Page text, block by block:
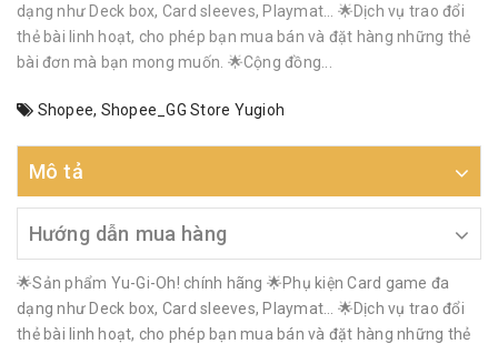
dạng như Deck box, Card sleeves, Playmat… 🌟Dịch vụ trao đổi
thẻ bài linh hoạt, cho phép bạn mua bán và đặt hàng những thẻ
bài đơn mà bạn mong muốn. 🌟Cộng đồng...
Shopee, Shopee_GG Store Yugioh
Mô tả
Hướng dẫn mua hàng
🌟Sản phẩm Yu-Gi-Oh! chính hãng 🌟Phụ kiện Card game đa
dạng như Deck box, Card sleeves, Playmat… 🌟Dịch vụ trao đổi
thẻ bài linh hoạt, cho phép bạn mua bán và đặt hàng những thẻ